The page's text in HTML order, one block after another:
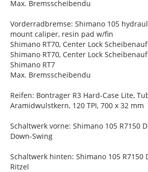
Max. Bremsscheibendu
Vorderradbremse: Shimano 105
mount caliper, resin pad w/fin
Shimano RT70, Center Lock
Shimano RT70, Center Lock
Shimano RT7
Max. Bremsscheibendu
Reifen: Bontrager R3 Hard-Case Lite,
Aramidwulstkern, 120 TPI, 700 x 32 mm
Schaltwerk vorne: Shimano 105 R7150
Down-Swing
Schaltwerk hinten: Shimano 105 R7150
Ritzel